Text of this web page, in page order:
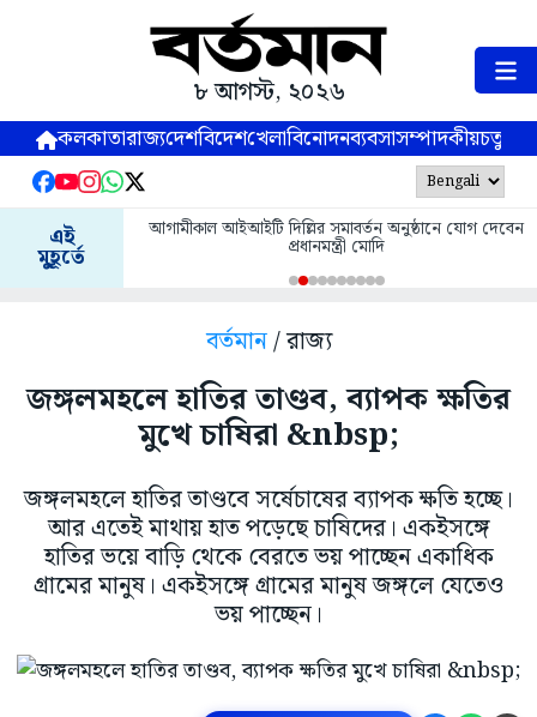
৮ আগস্ট, ২০২৬
কলকাতারাজ্যদেশবিদেশখেলাবিনোদনব্যবসাসম্পাদকীয়
এই
মুহূর্তে
আগামীকাল আইআইটি দিল্লির সমাবর্তন অনুষ্ঠানে যোগ দেবেন
প্রধানমন্ত্রী মোদি
বর্তমান/ রাজ্য
জঙ্গলমহলে হাতির তাণ্ডব, ব্যাপক ক্ষতির
মুখে চাষিরা &nbsp;
জঙ্গলমহলে হাতির তাণ্ডবে সর্ষেচাষের ব্যাপক ক্ষতি হচ্ছে।
আর এতেই মাথায় হাত পড়েছে চাষিদের। একইসঙ্গে
হাতির ভয়ে বাড়ি থেকে বেরতে ভয় পাচ্ছেন একাধিক
গ্রামের মানুষ। একইসঙ্গে গ্রামের মানুষ জঙ্গলে যেতেও
ভয় পাচ্ছেন।